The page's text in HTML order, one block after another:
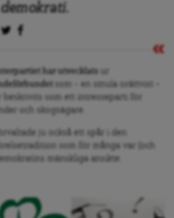
demokrati.
har utvecklats
som – en smula orättvist –
beskrivits som ett intresseparti för
och skogsägare.
ju också ett spår i den
som för många var (och
mänskliga ansikte.